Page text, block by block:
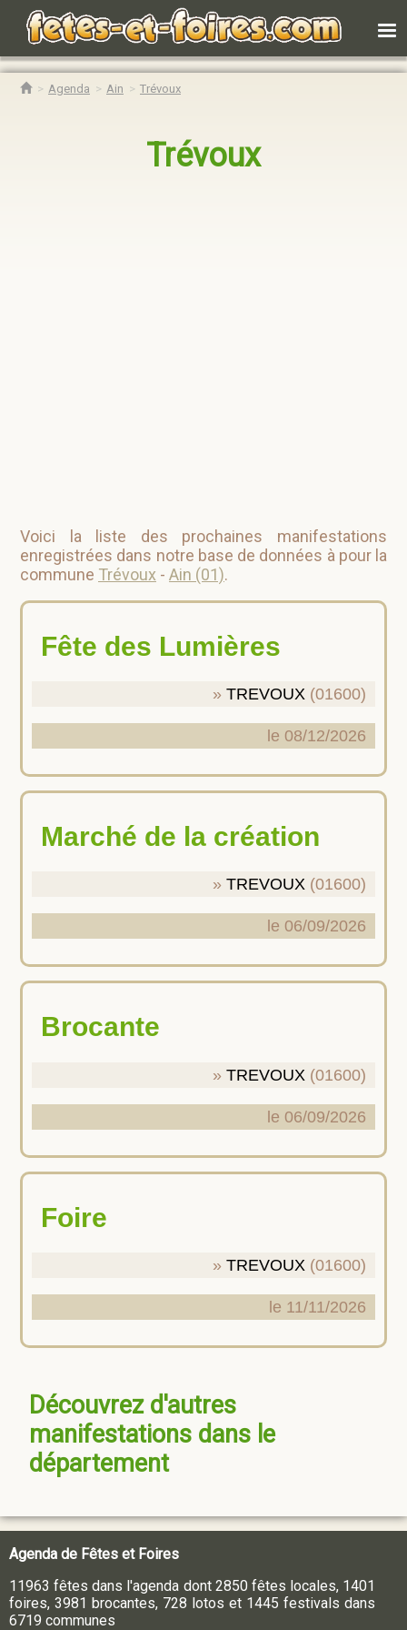
Agenda Ain Trévoux
Trévoux
Voici la liste des prochaines manifestations
enregistrées dans notre base de données à pour la
commune Trévoux - Ain (01).
Fête des Lumières
TREVOUX (01600)
le 08/12/2026
Marché de la création
TREVOUX (01600)
le 06/09/2026
Brocante
TREVOUX (01600)
le 06/09/2026
Foire
TREVOUX (01600)
le 11/11/2026
Découvrez d'autres
manifestations dans le
département
Agenda de Fêtes et Foires
11963 fêtes dans l'agenda dont 2850 fêtes locales, 1401
foires, 3981 brocantes, 728 lotos et 1445 festivals dans
6719 communes